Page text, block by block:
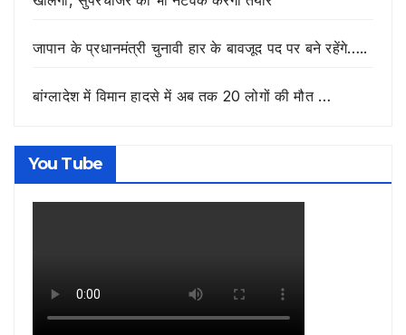
जापान के प्रधानमंत्री चुनावी हार के बावजूद पद पर बने रहेंगे…..
बांग्लादेश में विमान हादसे में अब तक 20 लोगों की मौत …
You Tube